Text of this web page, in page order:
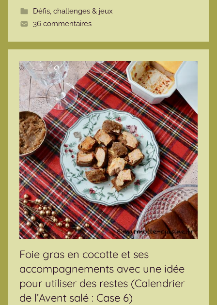
t
e
Défis, challenges & jeux
36 commentaires
Foie gras en cocotte et ses
accompagnements avec une idée
pour utiliser des restes (Calendrier
de l’Avent salé : Case 6)